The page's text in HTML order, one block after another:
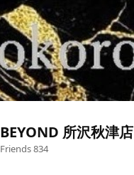
BEYOND 所沢秋津店
Friends834